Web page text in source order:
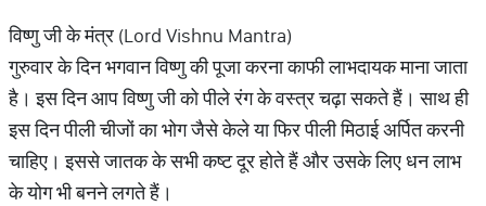
विष्णु जी के मंत्र (Lord Vishnu Mantra)
गुरुवार के दिन भगवान विष्णु की पूजा करना काफी लाभदायक माना जाता
है। इस दिन आप विष्णु जी को पीले रंग के वस्त्र चढ़ा सकते हैं। साथ ही
इस दिन पीली चीजों का भोग जैसे केले या फिर पीली मिठाई अर्पित करनी
चाहिए। इससे जातक के सभी कष्ट दूर होते हैं और उसके लिए धन लाभ
के योग भी बनने लगते हैं।